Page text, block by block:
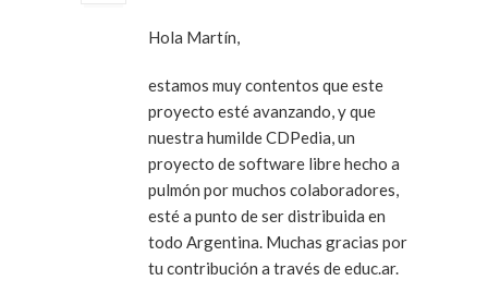
Hola Martín,
estamos muy contentos que este
proyecto esté avanzando, y que
nuestra humilde CDPedia, un
proyecto de software libre hecho a
pulmón por muchos colaboradores,
esté a punto de ser distribuida en
todo Argentina. Muchas gracias por
tu contribución a través de educ.ar.